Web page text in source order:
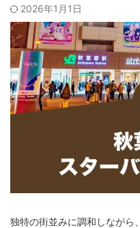
2026年1月1日
独特の街並みに調和しながら